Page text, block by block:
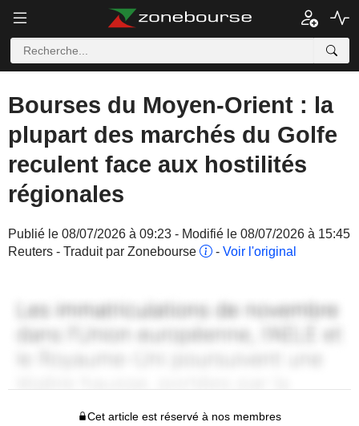
Bourses du Moyen-Orient : la
plupart des marchés du Golfe
reculent face aux hostilités
régionales
Publié le 08/07/2026 à 09:23 - Modifié le 08/07/2026 à 15:45
Reuters - Traduit par Zonebourse
- Voir l'original
Cet article est réservé à nos membres